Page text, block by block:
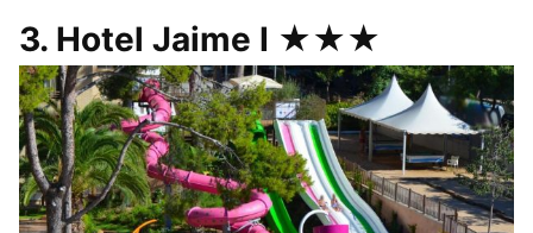
3. Hotel Jaime I ★★★